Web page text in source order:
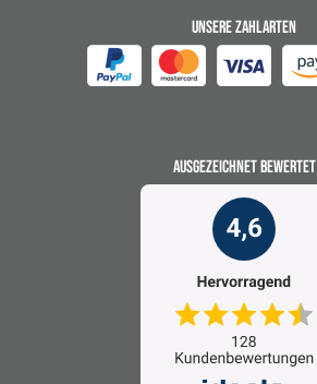
UNSERE ZAHLARTEN
AUSGEZEICHNET BEWERTET